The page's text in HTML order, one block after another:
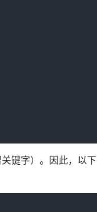
键字）。因此，以下